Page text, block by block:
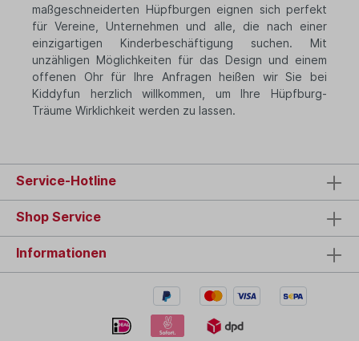
maßgeschneiderten Hüpfburgen eignen sich perfekt
für Vereine, Unternehmen und alle, die nach einer
einzigartigen Kinderbeschäftigung suchen. Mit
unzähligen Möglichkeiten für das Design und einem
offenen Ohr für Ihre Anfragen heißen wir Sie bei
Kiddyfun herzlich willkommen, um Ihre Hüpfburg-
Träume Wirklichkeit werden zu lassen.
Service-Hotline
Shop Service
Informationen